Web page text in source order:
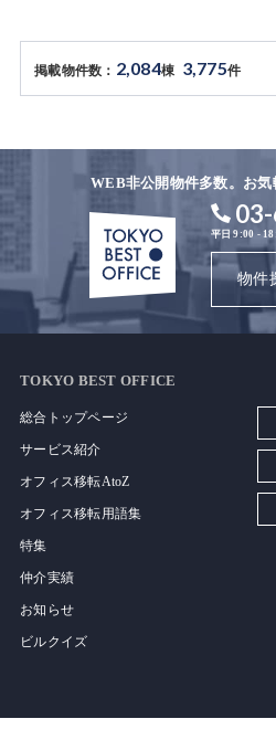
掲載物件数： 2,084棟 3,775件
WEB非公開物件多数。お気
平日 9:00 -
物件
TOKYO BEST OFFICE
総合トップページ
サービス紹介
オフィス移転AtoZ
オフィス移転用語集
特集
仲介実績
お知らせ
ビルクイズ